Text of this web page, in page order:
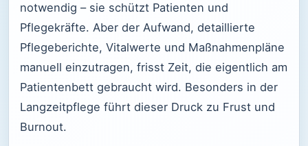
notwendig – sie schützt Patienten und
Pflegekräfte. Aber der Aufwand, detaillierte
Pflegeberichte, Vitalwerte und Maßnahmenpläne
manuell einzutragen, frisst Zeit, die eigentlich am
Patientenbett gebraucht wird. Besonders in der
Langzeitpflege führt dieser Druck zu Frust und
Burnout.